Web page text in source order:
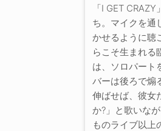
「I GET
ち。マイクを通
かせるように聴
らこそ生まれる
は、ソロパート
バーは後ろで煽
伸ばせば、彼女
か?」と歌いな
ものライブ以上